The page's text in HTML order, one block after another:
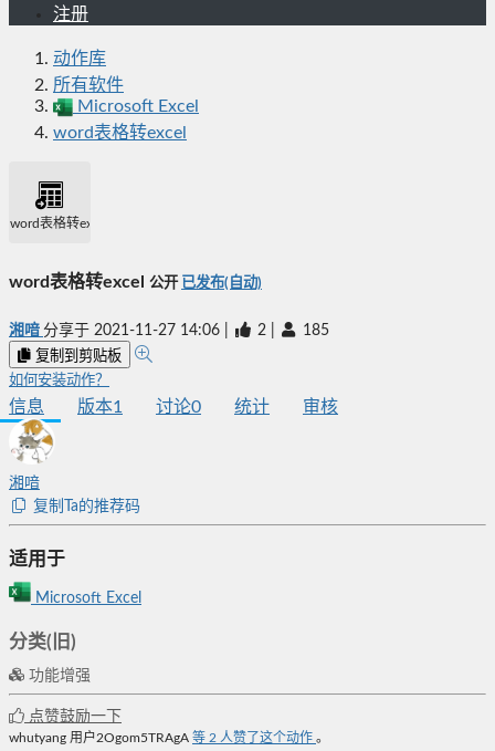
注册
动作库
所有软件
Microsoft Excel
word表格转excel
word表格转excel
word表格转excel 公开 已发布(自动)
湘喑 分享于 2021-11-27 14:06 2 185
复制到剪贴板
如何安装动作？
信息 版本1 讨论0 统计 审核
湘喑
复制Ta的推荐码
适用于
Microsoft Excel
分类(旧)
功能增强
点赞鼓励一下
whutyang 用户2Ogom5TRAgA 等 2 人赞了这个动作 。